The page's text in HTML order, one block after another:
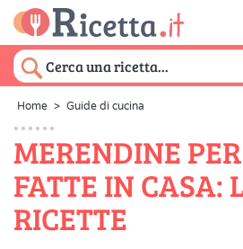
Home > Guide di cucina
MERENDINE
FATTE IN CASA:
RICETTE